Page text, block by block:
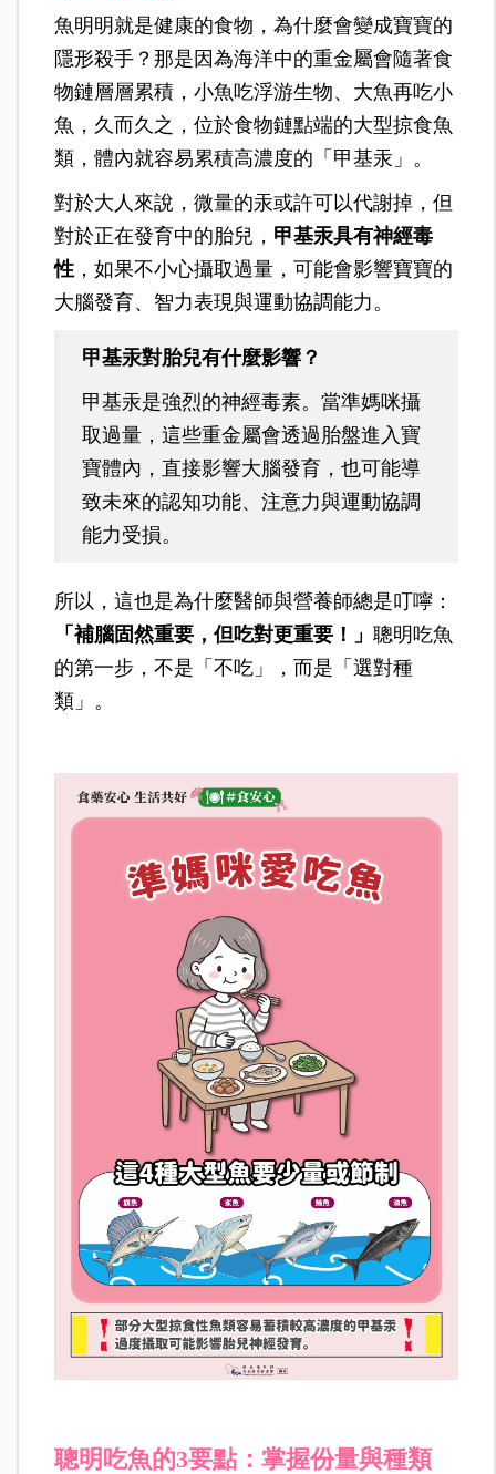
魚明明就是健康的食物，為什麼會變成寶寶的
隱形殺手？那是因為海洋中的重金屬會隨著食
物鏈層層累積，小魚吃浮游生物、大魚再吃小
魚，久而久之，位於食物鏈點端的大型掠食魚
類，體內就容易累積高濃度的「甲基汞」。
對於大人來說，微量的汞或許可以代謝掉，但
對於正在發育中的胎兒， 甲基汞具有神經毒
性 ，如果不小心攝取過量，可能會影響寶寶的
大腦發育、智力表現與運動協調能力。
甲基汞對胎兒有什麼影響？
甲基汞是強烈的神經毒素。當準媽咪攝
取過量，這些重金屬會透過胎盤進入寶
寶體內，直接影響大腦發育，也可能導
致未來的認知功能、注意力與運動協調
能力受損。
所以，這也是為什麼醫師與營養師總是叮嚀：
「補腦固然重要，但吃對更重要！」聰明吃魚
的第一步，不是「不吃」，而是「選對種
類」。
聰明吃魚的3要點：掌握份量與種類